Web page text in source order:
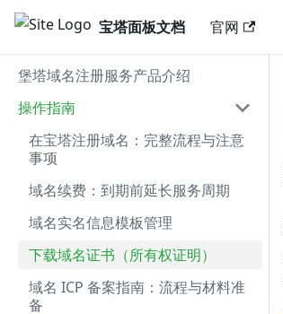
宝塔面板文档 官网
堡塔域名注册服务产品介绍
操作指南
在宝塔注册域名：完整流程与注意
事项
域名续费：到期前延长服务周期
域名实名信息模板管理
下载域名证书（所有权证明）
域名 ICP 备案指南：流程与材料准
备